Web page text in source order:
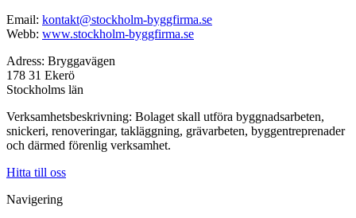
Email: kontakt@stockholm-byggfirma.se
Webb: www.stockholm-byggfirma.se
Adress: Bryggavägen
178 31 Ekerö
Stockholms län
Verksamhetsbeskrivning: Bolaget skall utföra byggnadsarbeten,
snickeri, renoveringar, takläggning, grävarbeten, byggentreprenader
och därmed förenlig verksamhet.
Hitta till oss
Navigering